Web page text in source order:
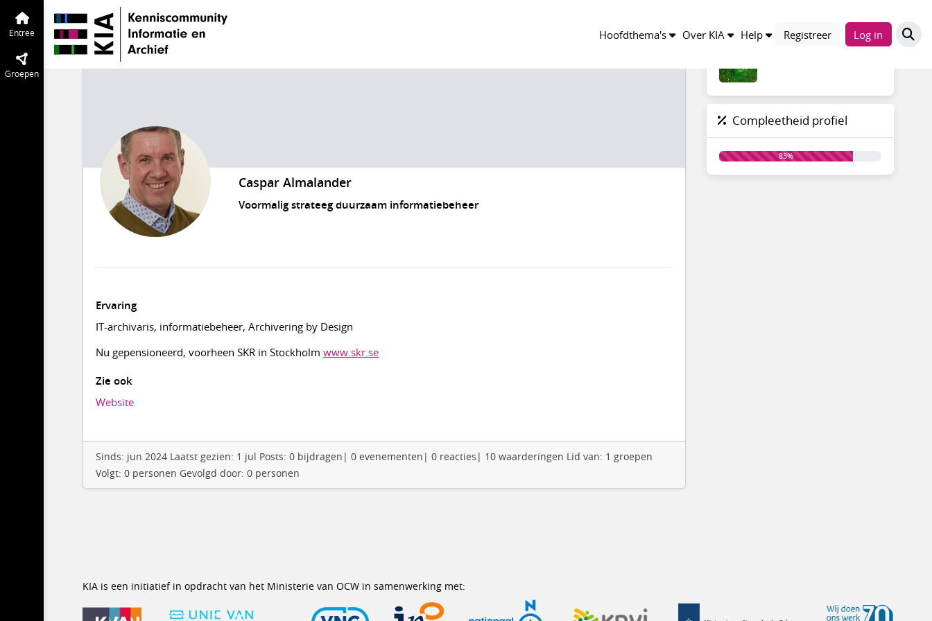
Hoofdthema's Over KIA Help Registreer Log in
Entree
Groepen
Caspar Almalander
Voormalig strateeg duurzaam informatiebeheer
Ervaring
IT-archivaris, informatiebeheer, Archivering by Design
Nu gepensioneerd, voorheen SKR in Stockholmwww.skr.se
Zie ook
Website
Sinds: jun 2024 Laatst gezien: 1 jul Posts: 0 bijdragen| 0 evenementen| 0 reacties| 10 waarderingen Lid van: 1 groepen
Volgt: 0 personen Gevolgd door: 0 personen
Compleetheid profiel
83%
KIA is een initiatief in opdracht van het Ministerie van OCW in samenwerking met: